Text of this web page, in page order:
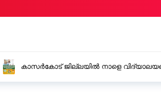
കാസർകോട് ജില്ലയിൽ നാളെ